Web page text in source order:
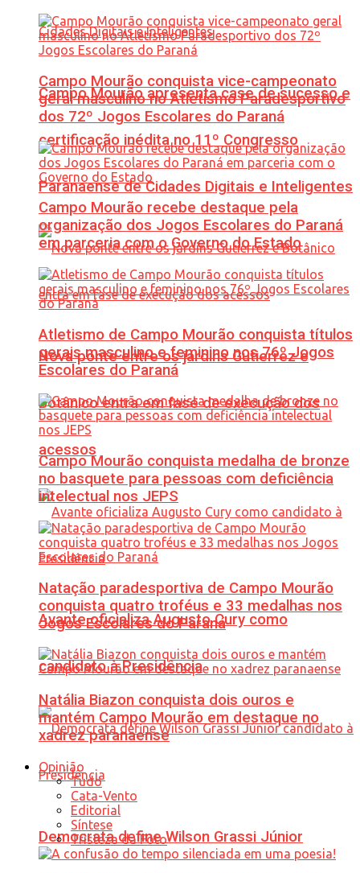
Campo Mourão apresenta case de sucesso e
certificação inédita no 11º Congresso
Paranaense de Cidades Digitais e Inteligentes
Nova ponte entre os jardins Gutierrez e
Botânico entra em fase de execução dos
acessos
Avante oficializa Augusto Cury como
candidato à Presidência
Democrata define Wilson Grassi Júnior
Campo Mourão conquista vice-campeonato
geral masculino no Atletismo Paradesportivo
dos 72º Jogos Escolares do Paraná
Campo Mourão recebe destaque pela
organização dos Jogos Escolares do Paraná
em parceria com o Governo do Estado
Atletismo de Campo Mourão conquista títulos
gerais masculino e feminino nos 76º Jogos
Escolares do Paraná
Campo Mourão conquista medalha de bronze
no basquete para pessoas com deficiência
intelectual nos JEPS
Natação paradesportiva de Campo Mourão
conquista quatro troféus e 33 medalhas nos
Jogos Escolares do Paraná
Natália Biazon conquista dois ouros e
mantém Campo Mourão em destaque no
xadrez paranaense
Opinião
Tudo
Cata-Vento
Editorial
Síntese
Tristeza da Foto